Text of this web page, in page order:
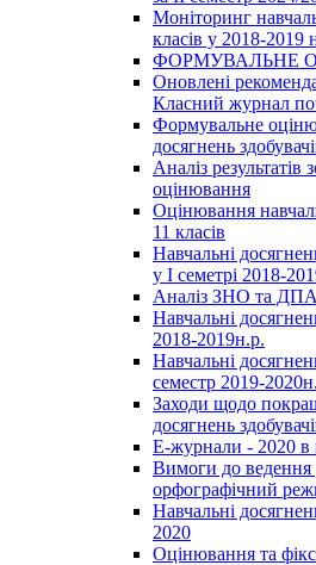
Моніторинг
класів у 2018-2019
ФОРМУВАЛЬНЕ
Оновлені
Класний журнал
Формувальне
досягнень
Аналіз
оцінювання
Оцінювання
11 класів
Навчальні
у І семетрі 2018-
Аналіз ЗНО та
Навчальні
2018-2019н.р.
Навчальні
семестр 2019-
Заходи щодо
досягнень
Е-журнали - 2020 в
Вимоги до ведення
орфографічний
Навчальні
2020
Оцінювання та